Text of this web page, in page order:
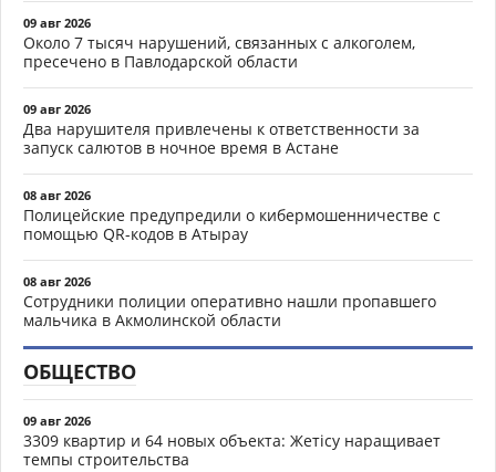
09 авг 2026
Около 7 тысяч нарушений, связанных с алкоголем,
пресечено в Павлодарской области
09 авг 2026
Два нарушителя привлечены к ответственности за
запуск салютов в ночное время в Астане
08 авг 2026
Полицейские предупредили о кибермошенничестве с
помощью QR-кодов в Атырау
08 авг 2026
Сотрудники полиции оперативно нашли пропавшего
мальчика в Акмолинской области
ОБЩЕСТВО
09 авг 2026
3309 квартир и 64 новых объекта: Жетісу наращивает
темпы строительства